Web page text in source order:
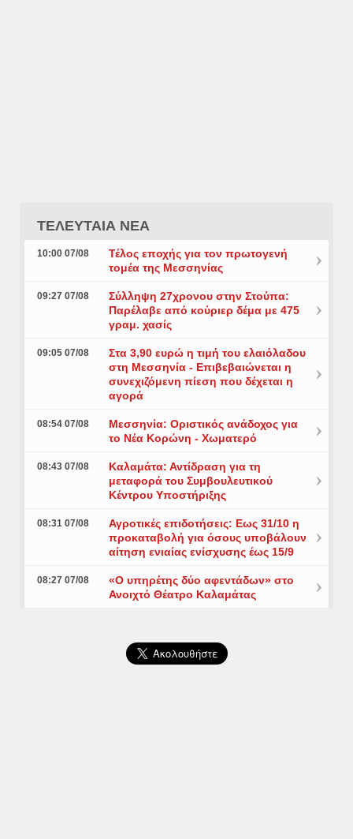
ΤΕΛΕΥΤΑΙΑ ΝΕΑ
10:00 07/08
Τέλος εποχής για τον πρωτογενή
τομέα της Μεσσηνίας
09:27 07/08
Σύλληψη 27χρονου στην Στούπα:
Παρέλαβε από κούριερ δέμα με 475
γραμ. χασίς
09:05 07/08
Στα 3,90 ευρώ η τιμή του ελαιόλαδου
στη Μεσσηνία - Επιβεβαιώνεται η
συνεχιζόμενη πίεση που δέχεται η
αγορά
08:54 07/08
Μεσσηνία: Οριστικός ανάδοχος για
το Νέα Κορώνη - Χωματερό
08:43 07/08
Καλαμάτα: Αντίδραση για τη
μεταφορά του Συμβουλευτικού
Κέντρου Υποστήριξης
08:31 07/08
Αγροτικές επιδοτήσεις: Εως 31/10 η
προκαταβολή για όσους υποβάλουν
αίτηση ενιαίας ενίσχυσης έως 15/9
08:27 07/08
«Ο υπηρέτης δύο αφεντάδων» στο
Ανοιχτό Θέατρο Καλαμάτας